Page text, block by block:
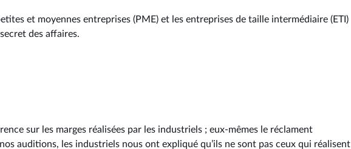
et moyennes entreprises (PME) et les entreprises de taille intermédiaire (ETI)
des affaires.
sur les marges réalisées par les industriels ; eux-mêmes le réclament
auditions, les industriels nous ont expliqué qu’ils ne sont pas ceux qui réalisent